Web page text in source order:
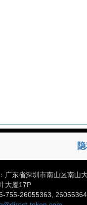
广东省深圳市南山区南山
大厦17P
755-26055363, 26055364